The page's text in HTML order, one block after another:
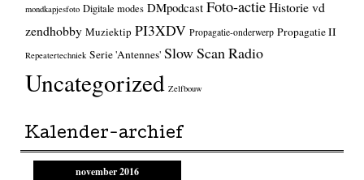
mondkapjesfoto Digitale modes DMpodcast Foto-actieHistorie vd
zendhobby Muziektip PI3XDV Propagatie-onderwerp Propagatie II
Repeatertechniek Serie 'Antennes' Slow Scan Radio
Uncategorized Zelfbouw
Kalender-archief
november 2016